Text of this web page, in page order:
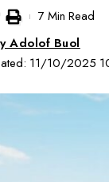
11/10/2025
Adolof Buol
7 Min Read